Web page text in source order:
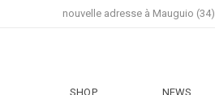
nouvelle adresse à Mauguio (34)
SHOP NEWS